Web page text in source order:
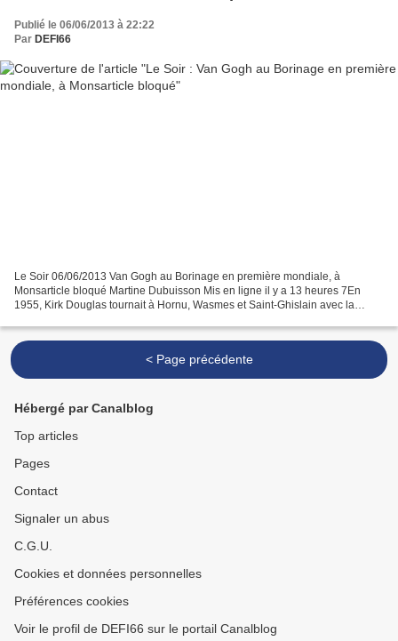
Publié le 06/06/2013 à 22:22
Par DEFI66
Le Soir 06/06/2013 Van Gogh au Borinage en première mondiale, à
Monsarticle bloqué Martine Dubuisson Mis en ligne il y a 13 heures 7En
1955, Kirk Douglas tournait à Hornu, Wasmes et Saint-Ghislain avec la
< Page précédente
Hébergé par Canalblog
Top articles
Pages
Contact
Signaler un abus
C.G.U.
Cookies et données personnelles
Préférences cookies
Voir le profil de DEFI66 sur le portail Canalblog